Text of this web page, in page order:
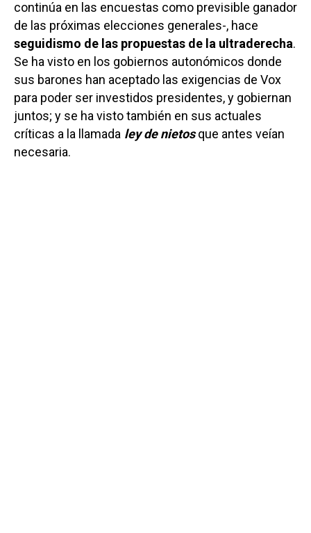
continúa en las encuestas como previsible ganador
de las próximas elecciones generales-, hace
seguidismo de las propuestas de la ultraderecha.
Se ha visto en los gobiernos autonómicos donde
sus barones han aceptado las exigencias de Vox
para poder ser investidos presidentes, y gobiernan
juntos; y se ha visto también en sus actuales
críticas a la llamada ley de nietos que antes veían
necesaria.